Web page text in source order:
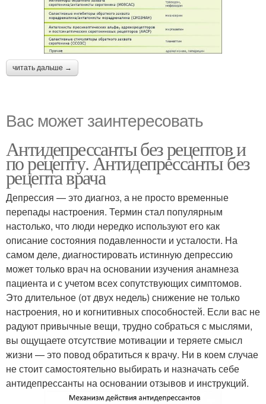
читать дальше →
Вас может заинтересовать
Антидепрессанты без рецептов и
по рецепту. Антидепрессанты без
рецепта врача
Депрессия — это диагноз, а не просто временные
перепады настроения. Термин стал популярным
настолько, что люди нередко используют его как
описание состояния подавленности и усталости. На
самом деле, диагностировать истинную депрессию
может только врач на основании изучения анамнеза
пациента и с учетом всех сопутствующих симптомов.
Это длительное (от двух недель) снижение не только
настроения, но и когнитивных способностей. Если вас не
радуют привычные вещи, трудно собраться с мыслями,
вы ощущаете отсутствие мотивации и теряете смысл
жизни — это повод обратиться к врачу. Ни в коем случае
не стоит самостоятельно выбирать и назначать себе
антидепрессанты на основании отзывов и инструкций.